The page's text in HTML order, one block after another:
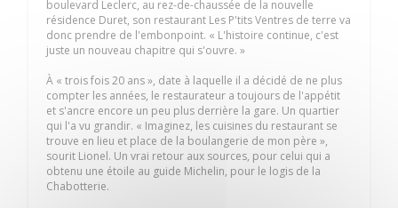
boulevard Leclerc, au rez-de-chaussée de la nouvelle
résidence Duret, son restaurant Les P'tits Ventres de terre va
donc prendre de l'embonpoint. « L'histoire continue, c'est
juste un nouveau chapitre qui s'ouvre. »
À « trois fois 20 ans », date à laquelle il a décidé de ne plus
compter les années, le restaurateur a toujours de l'appétit
et s'ancre encore un peu plus derrière la gare. Un quartier
qui l'a vu grandir. « Imaginez, les cuisines du restaurant se
trouve en lieu et place de la boulangerie de mon père »,
sourit Lionel. Un vrai retour aux sources, pour celui qui a
obtenu une étoile au guide Michelin, pour le logis de la
Chabotterie.